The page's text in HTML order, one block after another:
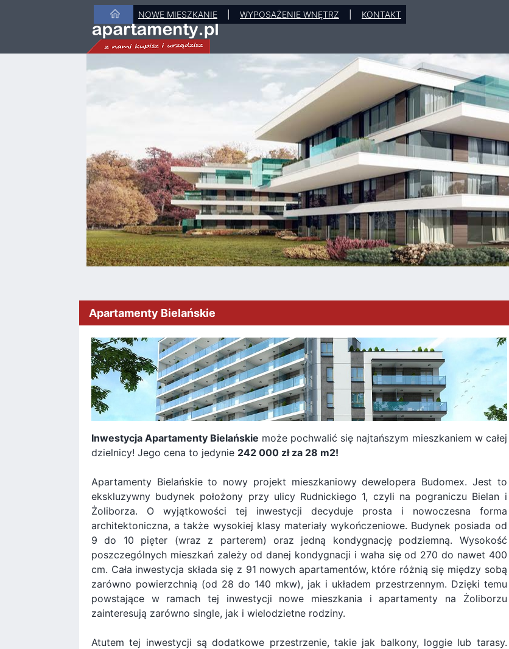
NOWE MIESZKANIE WYPOSAŻENIE WNĘTRZ KONTAKT
Apartamenty Bielańskie
Inwestycja Apartamenty Bielańskie może pochwalić się najtańszym mieszkaniem w całej
dzielnicy! Jego cena to jedynie 242 000 zł za 28 m2!
Apartamenty Bielańskie to nowy projekt mieszkaniowy dewelopera Budomex. Jest to
ekskluzywny budynek położony przy ulicy Rudnickiego 1, czyli na pograniczu Bielan i
Żoliborza. O wyjątkowości tej inwestycji decyduje prosta i nowoczesna forma
architektoniczna, a także wysokiej klasy materiały wykończeniowe. Budynek posiada od
9 do 10 pięter (wraz z parterem) oraz jedną kondygnację podziemną. Wysokość
poszczególnych mieszkań zależy od danej kondygnacji i waha się od 270 do nawet 400
cm. Cała inwestycja składa się z 91 nowych apartamentów, które różnią się między sobą
zarówno powierzchnią (od 28 do 140 mkw), jak i układem przestrzennym. Dzięki temu
powstające w ramach tej inwestycji nowe mieszkania i apartamenty na Żoliborzu
zainteresują zarówno single, jak i wielodzietne rodziny.
Atutem tej inwestycji są dodatkowe przestrzenie, takie jak balkony, loggie lub tarasy.